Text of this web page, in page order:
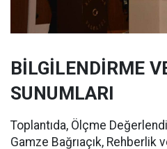
BİLGİLENDİRME
SUNUMLARI
Toplantıda, Ölçme
Gamze Bağrıaçık, Rehberlik